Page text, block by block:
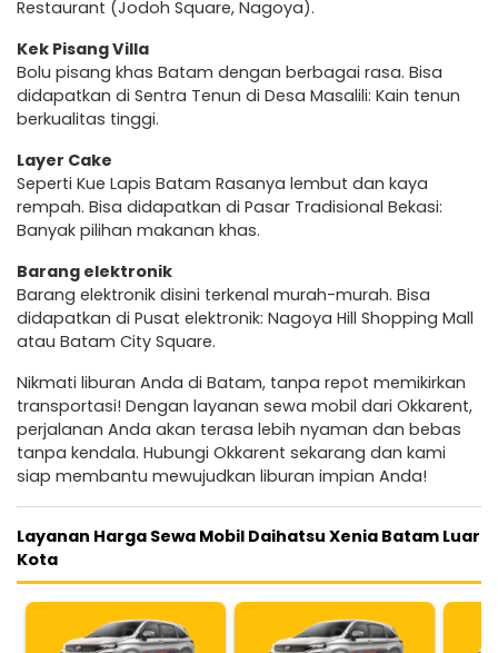
Restaurant (Jodoh Square, Nagoya).
Kek Pisang Villa
Bolu pisang khas Batam dengan berbagai rasa. Bisa
didapatkan di Sentra Tenun di Desa Masalili: Kain tenun
berkualitas tinggi.
Layer Cake
Seperti Kue Lapis Batam Rasanya lembut dan kaya
rempah. Bisa didapatkan di Pasar Tradisional Bekasi:
Banyak pilihan makanan khas.
Barang elektronik
Barang elektronik disini terkenal murah-murah. Bisa
didapatkan di Pusat elektronik: Nagoya Hill Shopping Mall
atau Batam City Square.
Nikmati liburan Anda di Batam, tanpa repot memikirkan
transportasi! Dengan layanan sewa mobil dari Okkarent,
perjalanan Anda akan terasa lebih nyaman dan bebas
tanpa kendala. Hubungi Okkarent sekarang dan kami
siap membantu mewujudkan liburan impian Anda!
Layanan Harga Sewa Mobil Daihatsu Xenia Batam Luar
Kota